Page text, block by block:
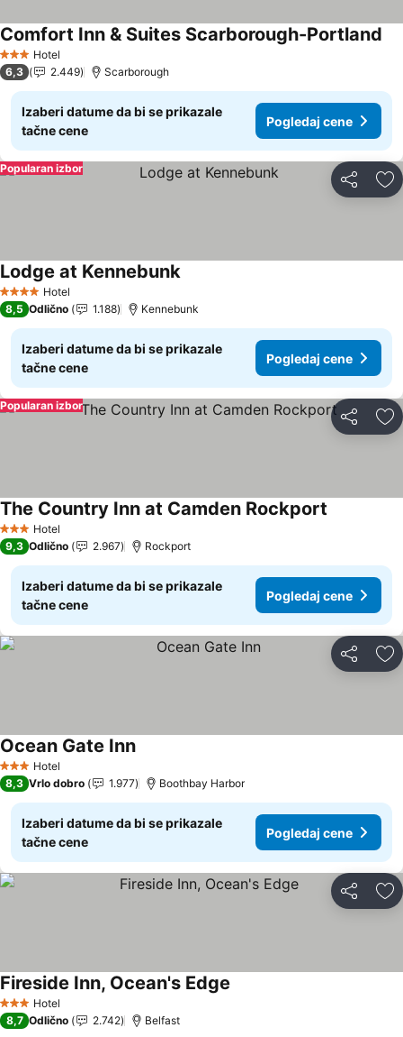
3 Zvezdice
Hotel
Comfort Inn & Suites Scarborough-Portland
6,3 2.449 Scarborough
Izaberi datume da bi se prikazale
tačne cene
Pogledaj cene
Deli
Popularan izbor
4 ZvezdiceHotel
Lodge at Kennebunk
8,5 Odlično 1.188 Kennebunk
Izaberi datume da bi se prikazale
tačne cene
Pogledaj cene
Deli
Popularan izbor
3 Zvezdice
Hotel
The Country Inn at Camden Rockport
9,3 Odlično 2.967 Rockport
Izaberi datume da bi se prikazale
tačne cene
Pogledaj cene
Deli
3 Zvezdice
Hotel
Ocean Gate Inn
8,3 Vrlo dobro 1.977 Boothbay Harbor
Izaberi datume da bi se prikazale
tačne cene
Pogledaj cene
Deli
3 Zvezdice
Hotel
Fireside Inn, Ocean's Edge
8,7 Odlično 2.742 Belfast